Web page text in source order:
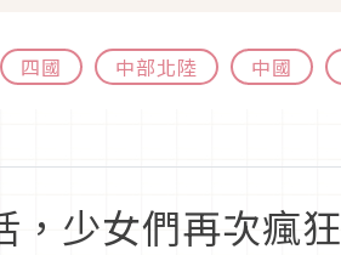
四國 中部北陸 中國
，少女們再次瘋狂